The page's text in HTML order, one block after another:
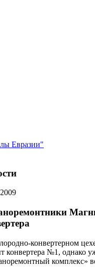
Евразии"
конвертерном
конвертера №1, однако
комплекс»